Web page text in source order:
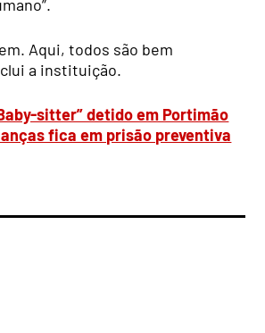
Aqui, todos são bem
a instituição.
sitter” detido em Portimão
fica em prisão preventiva